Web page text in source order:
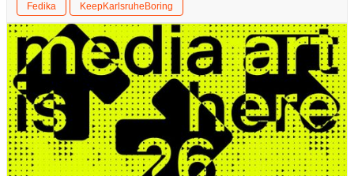
Fedika KeepKarlsruheBoring